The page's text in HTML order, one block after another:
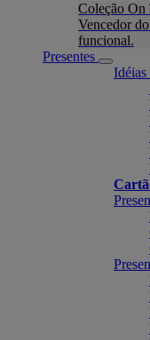
Coleção On
Vencedor
funcional.
Presentes
Idéias